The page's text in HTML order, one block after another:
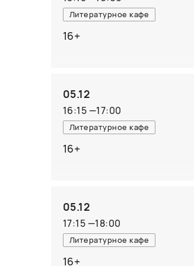
Литературное кафе
16+
05.12
16:15 —17:00
Литературное кафе
16+
05.12
17:15 —18:00
Литературное кафе
16+